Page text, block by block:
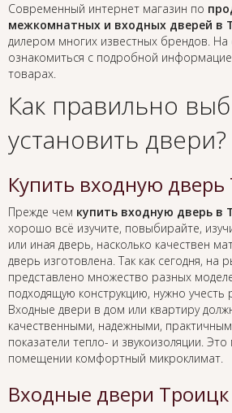
Современный интернет магазин по
межкомнатных и входных дверей в
дилером многих известных брендов.
ознакомиться с подробной
товарах.
Как правильно
установить двери?
Купить входную дверь
Прежде чем купить входную дверь в
хорошо всё изучите, повыбирайте,
или иная дверь, насколько качествен
дверь изготовлена. Так как сегодня, на
представлено множество разных
подходящую конструкцию, нужно учесть
Входные двери в дом или квартиру
качественными, надежными,
показатели тепло- и звукоизоляции.
помещении комфортный микроклимат.
Входные двери Троицк